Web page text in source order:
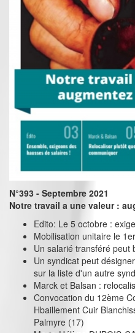
N°393 - Septembre 2021
Notre travail a une valeur :
Edito: Le 5 octobre :
Mobilisation unitaire le
Un salarié transféré peut
Un syndicat peut
sur la liste d'un autre
Marck et Balsan :
Convocation du 12ème
Hbaillement Cuir
Palmyre (17)